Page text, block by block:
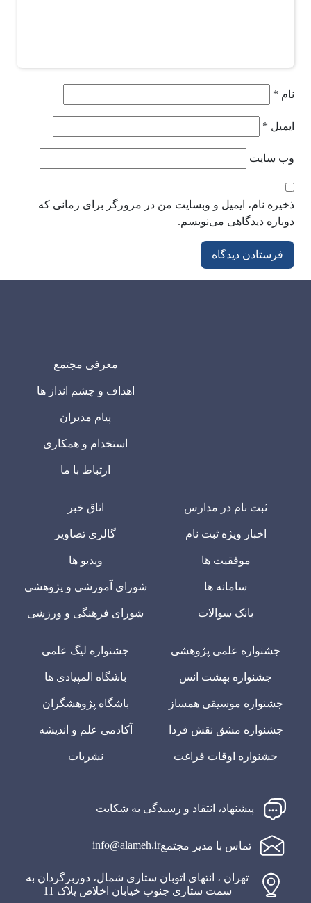
نام *
ایمیل *
وب‌ سایت
ذخیره نام، ایمیل و وبسایت من در مرورگر برای زمانی که
دوباره دیدگاهی می‌نویسم.
معرفی مجتمع
اهداف و چشم انداز ها
پیام مدیران
استخدام و همکاری
ارتباط با ما
ثبت نام در مدارس
اخبار ویژه ثبت نام
موفقیت ها
سامانه ها
بانک سوالات
اتاق خبر
گالری تصاویر
ویدیو ها
شورای آموزشی و پژوهشی
شورای فرهنگی و ورزشی
جشنواره علمی پژوهشی
جشنواره بهشت انس
جشنواره موسیقی همساز
جشنواره مشق نقش فردا
جشنواره اوقات فراغت
جشنواره لیگ علمی
باشگاه المپیادی ها
باشگاه پژوهشگران
آکادمی علم و اندیشه
نشریات
پیشنهاد، انتقاد و رسیدگی به شکایت
تماس با مدیر مجتمعinfo@alameh.ir
تهران ، انتهای اتوبان ستاری شمال، دوربرگردان به
سمت ستاری جنوب خیابان اخلاص پلاک 11